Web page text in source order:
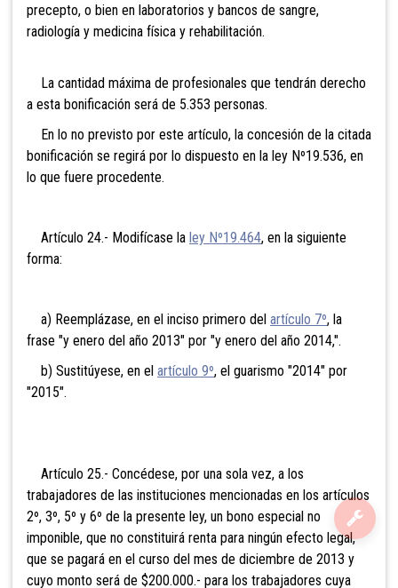
precepto, o bien en laboratorios y bancos de sangre,
radiología y medicina física y rehabilitación.
La cantidad máxima de profesionales que tendrán derecho
a esta bonificación será de 5.353 personas.
En lo no previsto por este artículo, la concesión de la citada
bonificación se regirá por lo dispuesto en la ley Nº19.536, en
lo que fuere procedente.
Artículo 24.- Modifícase la ley Nº19.464, en la siguiente
forma:
a) Reemplázase, en el inciso primero del artículo 7º, la
frase "y enero del año 2013" por "y enero del año 2014,".
b) Sustitúyese, en el artículo 9º, el guarismo "2014" por
"2015".
Artículo 25.- Concédese, por una sola vez, a los
trabajadores de las instituciones mencionadas en los artículos
2º, 3º, 5º y 6º de la presente ley, un bono especial no
imponible, que no constituirá renta para ningún efecto legal,
que se pagará en el curso del mes de diciembre de 2013 y
cuyo monto será de $200.000.- para los trabajadores cuya